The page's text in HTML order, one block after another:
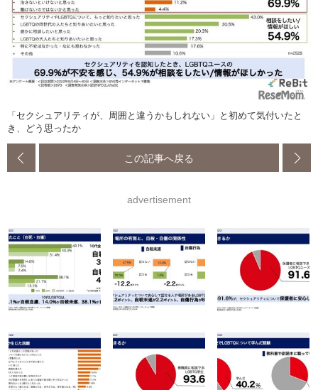
「セクシュアリティが、周囲と違うかもしれない」と初めて気付いたと
き、どう思ったか
この記事へ戻る
advertisement